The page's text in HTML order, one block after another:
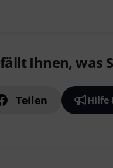
Ihnen, was
Teilen Hilfe